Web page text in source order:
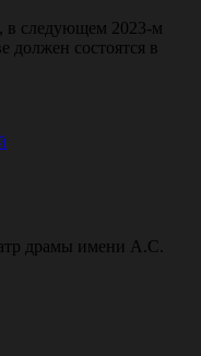
в следующем 2023-м
должен состоятся в
драмы имени А.С.